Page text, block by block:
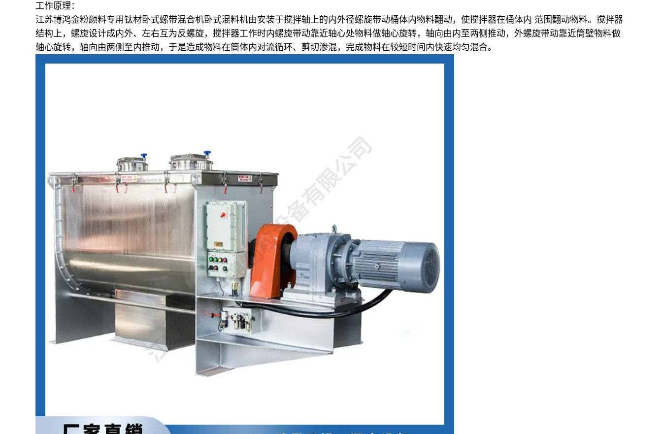
工作原理：
江苏博鸿金粉颜料专用钛材卧式螺带混合机卧式混料机由安装于搅拌轴上的内外径螺旋带动桶体内物料翻动，使搅拌器在桶体内 范围翻动物料。搅拌器
结构上，螺旋设计成内外、左右互为反螺旋，搅拌器工作时内螺旋带动靠近轴心处物料做轴心旋转，轴向由内至两侧推动，外螺旋带动靠近筒壁物料做
轴心旋转，轴向由两侧至内推动，于是造成物料在筒体内对流循环、剪切渗混，完成物料在较短时间内快速均匀混合。